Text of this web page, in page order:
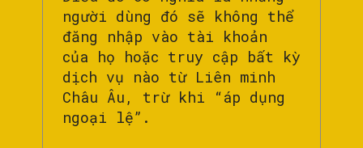
người dùng đó sẽ không thể
đăng nhập vào tài khoản
của họ hoặc truy cập bất kỳ
dịch vụ nào từ Liên minh
Châu Âu, trừ khi “áp dụng
ngoại lệ”.